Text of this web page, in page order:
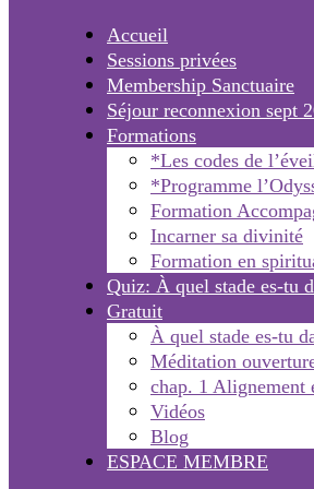
Accueil
Sessions privées
Membership Sanctuaire
Séjour reconnexion sept
Formations
*Les codes de
*Programme
Formation
Incarner sa divinité
Formation en
Quiz: À quel stade es-tu
Gratuit
À quel stade es-tu
Méditation
chap. 1 Alignement
Vidéos
Blog
ESPACE MEMBRE